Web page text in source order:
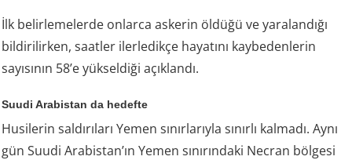
İlk belirlemelerde onlarca askerin öldüğü ve yaralandığı
bildirilirken, saatler ilerledikçe hayatını kaybedenlerin
sayısının 58’e yükseldiği açıklandı.
Suudi Arabistan da hedefte
Husilerin saldırıları Yemen sınırlarıyla sınırlı kalmadı. Aynı
gün Suudi Arabistan’ın Yemen sınırındaki Necran bölgesi